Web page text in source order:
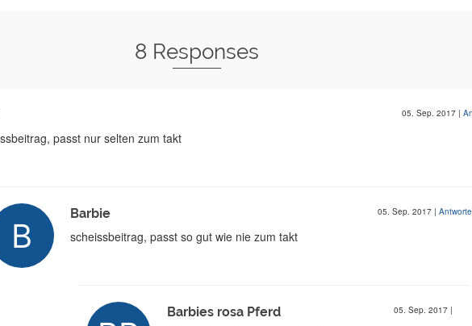
8 Responses
05. Sep. 2017 |
passt nur selten zum takt
Barbie 05. Sep. 2017 |
scheissbeitrag, passt so gut wie nie zum takt
Barbies rosa Pferd 05. Sep. 2017 |